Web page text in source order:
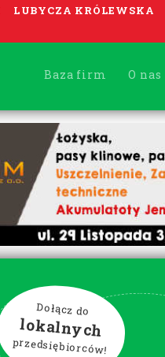
LUBYCZA KRÓLEWSKA
Baza firm O nas
Dołącz do
lokalnych
przedsiębiorców!